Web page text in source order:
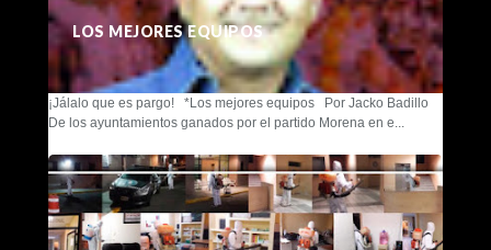
LOS MEJORES EQUIPOS
¡Jálalo que es pargo! *Los mejores equipos Por Jacko Badillo
De los ayuntamientos ganados por el partido Morena en e...